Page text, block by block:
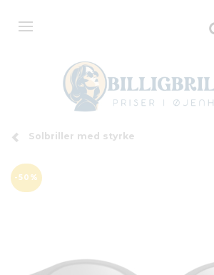
Solbriller med styrke
-50%